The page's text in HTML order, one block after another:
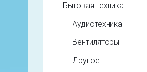
Бытовая техника
Аудиотехника
Вентиляторы
Другое